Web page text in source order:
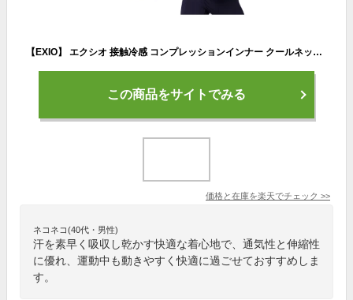
【EXIO】 エクシオ 接触冷感 コンプレッションインナー クールネック オールシーズン テックフィット メンズ 長袖 UVカット 紫外線対策 吸汗速乾 通気性 伸縮性 速乾性 スポーツインナー 加圧シャツ スポーツ トレーニング ジム 送料無料 M-2XL 全3色 EX-R01
この商品をサイトでみる
価格と在庫を楽天でチェック >>
ネコネコ(40代・男性)
汗を素早く吸収し乾かす快適な着心地で、通気性と伸縮性
に優れ、運動中も動きやすく快適に過ごせておすすめしま
す。